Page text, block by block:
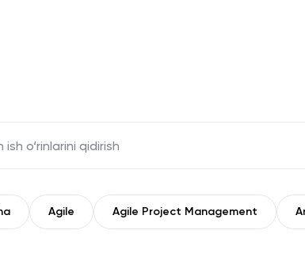
(uz)' returned an object instead of string.
Agile Agile Project Management